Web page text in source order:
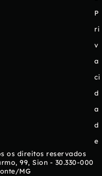
P
ri
v
a
ci
d
a
d
e
os direitos reservados
99, Sion - 30.330-000
MG